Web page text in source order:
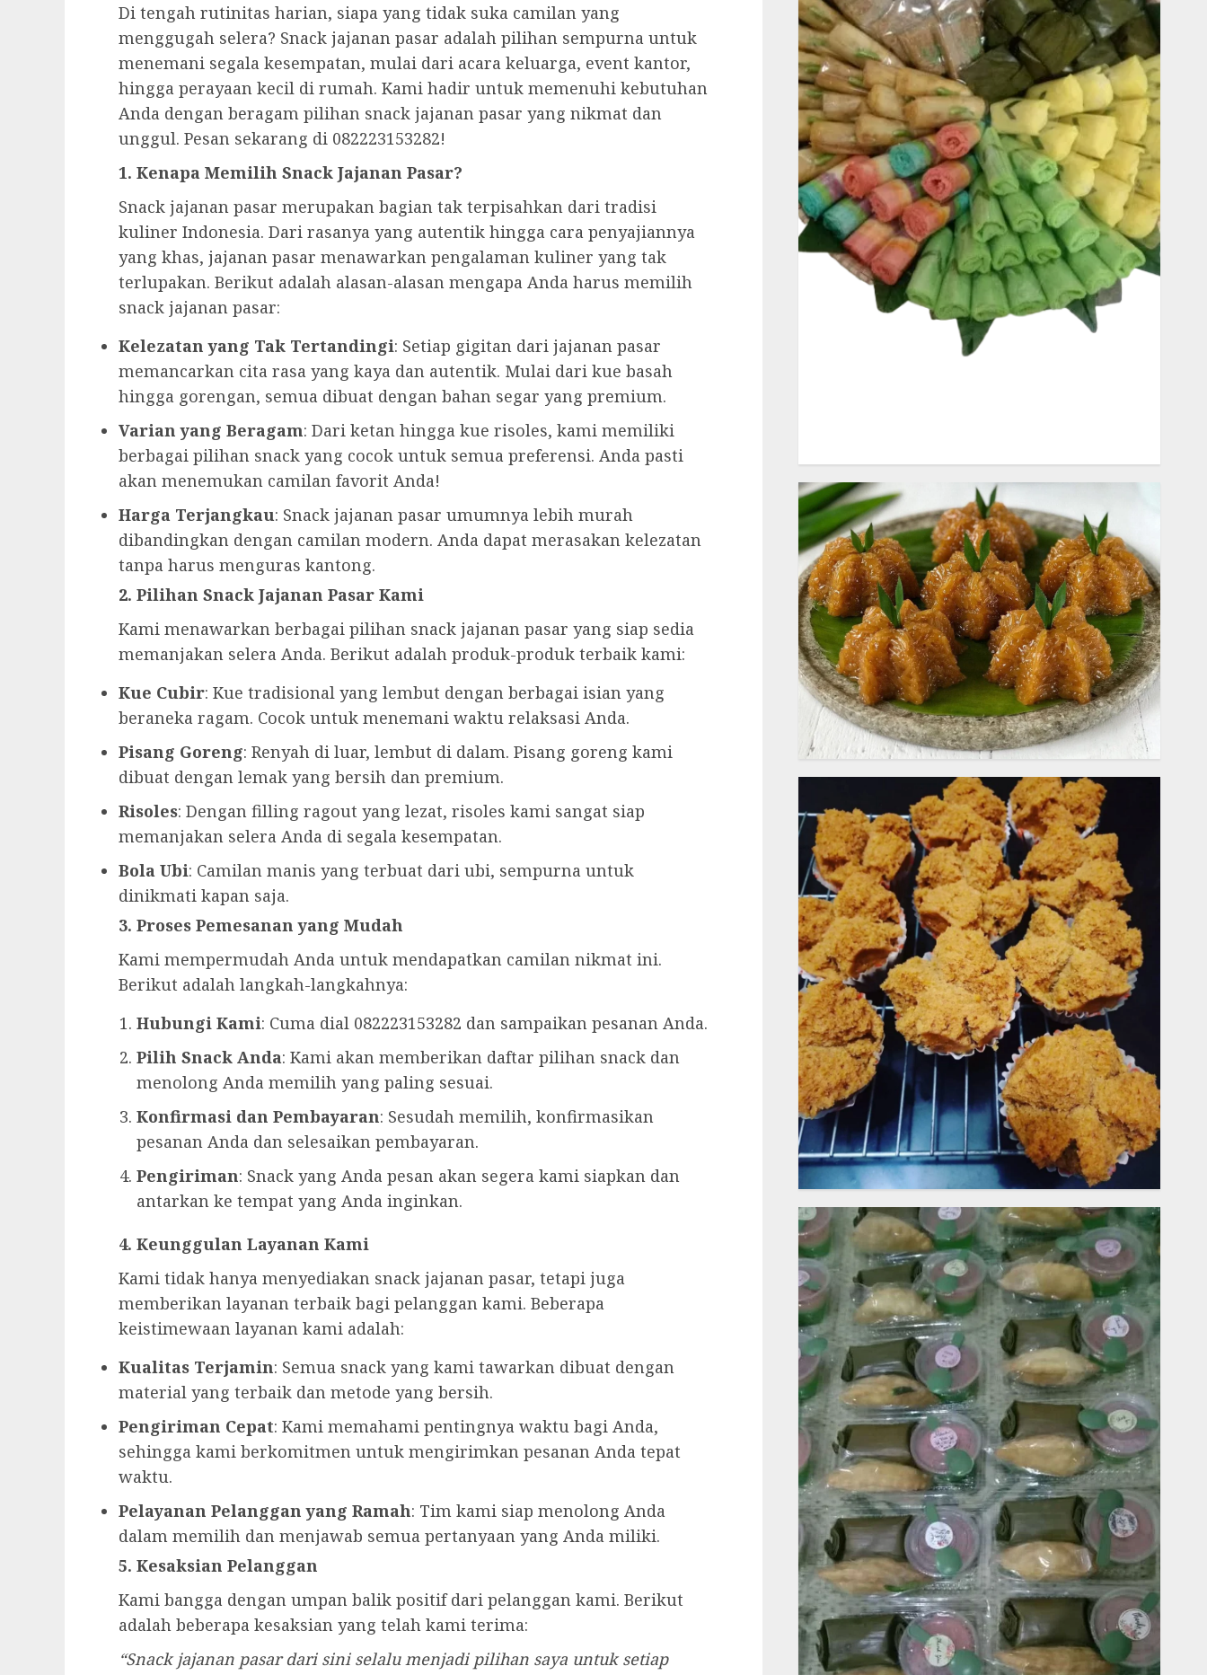
Di tengah rutinitas harian, siapa yang tidak suka camilan yang
menggugah selera? Snack jajanan pasar adalah pilihan sempurna untuk
menemani segala kesempatan, mulai dari acara keluarga, event kantor,
hingga perayaan kecil di rumah. Kami hadir untuk memenuhi kebutuhan
Anda dengan beragam pilihan snack jajanan pasar yang nikmat dan
unggul. Pesan sekarang di 082223153282!
1. Kenapa Memilih Snack Jajanan Pasar?
Snack jajanan pasar merupakan bagian tak terpisahkan dari tradisi
kuliner Indonesia. Dari rasanya yang autentik hingga cara penyajiannya
yang khas, jajanan pasar menawarkan pengalaman kuliner yang tak
terlupakan. Berikut adalah alasan-alasan mengapa Anda harus memilih
snack jajanan pasar:
Kelezatan yang Tak Tertandingi: Setiap gigitan dari jajanan pasar
memancarkan cita rasa yang kaya dan autentik. Mulai dari kue basah
hingga gorengan, semua dibuat dengan bahan segar yang premium.
Varian yang Beragam: Dari ketan hingga kue risoles, kami memiliki
berbagai pilihan snack yang cocok untuk semua preferensi. Anda pasti
akan menemukan camilan favorit Anda!
Harga Terjangkau: Snack jajanan pasar umumnya lebih murah
dibandingkan dengan camilan modern. Anda dapat merasakan kelezatan
tanpa harus menguras kantong.
2. Pilihan Snack Jajanan Pasar Kami
Kami menawarkan berbagai pilihan snack jajanan pasar yang siap sedia
memanjakan selera Anda. Berikut adalah produk-produk terbaik kami:
Kue Cubir: Kue tradisional yang lembut dengan berbagai isian yang
beraneka ragam. Cocok untuk menemani waktu relaksasi Anda.
Pisang Goreng: Renyah di luar, lembut di dalam. Pisang goreng kami
dibuat dengan lemak yang bersih dan premium.
Risoles: Dengan filling ragout yang lezat, risoles kami sangat siap
memanjakan selera Anda di segala kesempatan.
Bola Ubi: Camilan manis yang terbuat dari ubi, sempurna untuk
dinikmati kapan saja.
3. Proses Pemesanan yang Mudah
Kami mempermudah Anda untuk mendapatkan camilan nikmat ini.
Berikut adalah langkah-langkahnya:
Hubungi Kami: Cuma dial 082223153282 dan sampaikan pesanan Anda.
Pilih Snack Anda: Kami akan memberikan daftar pilihan snack dan
menolong Anda memilih yang paling sesuai.
Konfirmasi dan Pembayaran: Sesudah memilih, konfirmasikan
pesanan Anda dan selesaikan pembayaran.
Pengiriman: Snack yang Anda pesan akan segera kami siapkan dan
antarkan ke tempat yang Anda inginkan.
4. Keunggulan Layanan Kami
Kami tidak hanya menyediakan snack jajanan pasar, tetapi juga
memberikan layanan terbaik bagi pelanggan kami. Beberapa
keistimewaan layanan kami adalah:
Kualitas Terjamin: Semua snack yang kami tawarkan dibuat dengan
material yang terbaik dan metode yang bersih.
Pengiriman Cepat: Kami memahami pentingnya waktu bagi Anda,
sehingga kami berkomitmen untuk mengirimkan pesanan Anda tepat
waktu.
Pelayanan Pelanggan yang Ramah: Tim kami siap menolong Anda
dalam memilih dan menjawab semua pertanyaan yang Anda miliki.
5. Kesaksian Pelanggan
Kami bangga dengan umpan balik positif dari pelanggan kami. Berikut
adalah beberapa kesaksian yang telah kami terima:
“Snack jajanan pasar dari sini selalu menjadi pilihan saya untuk setiap